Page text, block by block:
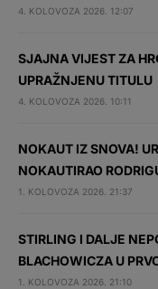
4. KOLOVOZA 2026. 12:07
SJAJNA VIJEST ZA
UPRAŽNJENU TITULU
4. KOLOVOZA 2026. 10:11
NOKAUT IZ SNOVA!
NOKAUTIRAO
1. KOLOVOZA 2026. 21:37
STIRLING I DALJE
BLACHOWICZA U
1. KOLOVOZA 2026. 21:10